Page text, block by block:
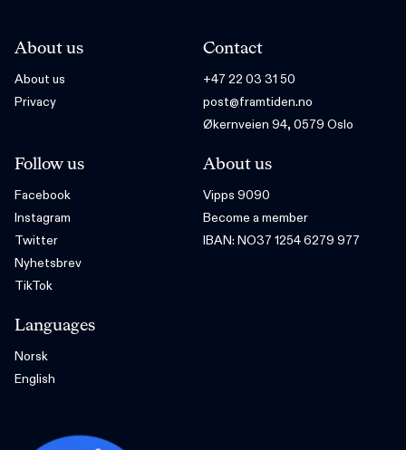
About us
About us
Privacy
Contact
+47 22 03 31 50
post@framtiden.no
Økernveien 94, 0579 Oslo
Follow us
Facebook
Instagram
Twitter
Nyhetsbrev
TikTok
About us
Vipps 9090
Become a member
IBAN: NO37 1254 6279 977
Languages
Norsk
English